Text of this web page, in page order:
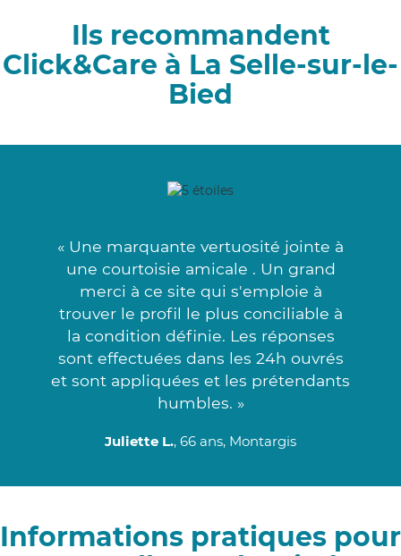
Ils recommandent
Click&Care à La Selle-sur-le-
Bied
« Une marquante vertuosité jointe à
une courtoisie amicale . Un grand
merci à ce site qui s'emploie à
trouver le profil le plus conciliable à
la condition définie. Les réponses
sont effectuées dans les 24h ouvrés
et sont appliquées et les prétendants
humbles. »
Juliette L., 66 ans, Montargis
Informations pratiques pour